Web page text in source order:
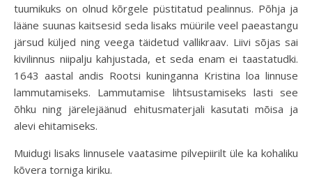
tuumikuks on olnud kõrgele püstitatud pealinnus. Põhja ja
lääne suunas kaitsesid seda lisaks müürile veel paeastangu
järsud küljed ning veega täidetud vallikraav. Liivi sõjas sai
kivilinnus niipalju kahjustada, et seda enam ei taastatudki.
1643 aastal andis Rootsi kuninganna Kristina loa linnuse
lammutamiseks. Lammutamise lihtsustamiseks lasti see
õhku ning järelejäänud ehitusmaterjali kasutati mõisa ja
alevi ehitamiseks.
Muidugi lisaks linnusele vaatasime pilvepiirilt üle ka kohaliku
kõvera torniga kiriku.